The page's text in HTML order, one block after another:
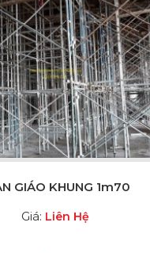
GIÁO KHUNG 1m70
Giá: Liên Hệ